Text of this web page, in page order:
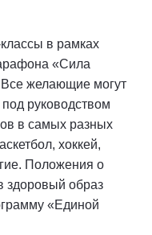
в рамках
«Сила
Все желающие могут
руководством
в самых разных
хоккей,
Положения о
здоровый образ
«Единой